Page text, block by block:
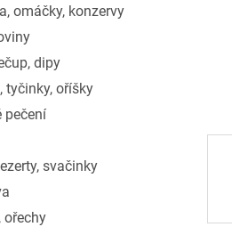
omáčky, konzervy
dipy
tyčinky, oříšky
pečení
svačinky
ořechy